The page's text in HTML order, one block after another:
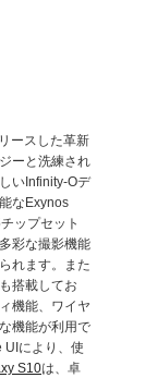
ースした革新
ーと洗練され
いInfinity-Oデ
なExynos
ップセット
彩な撮影機能
れます。また
搭載してお
機能、ワイヤ
機能が利用で
UIにより、使
S10は、卓